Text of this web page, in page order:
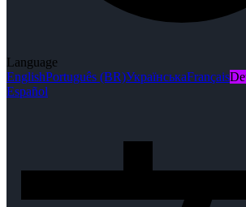
Language
EnglishPortuguês (BR)УкраїнськаFrançais
Español